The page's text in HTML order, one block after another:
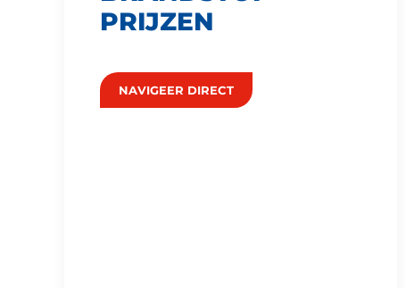
PRIJZEN
NAVIGEER DIRECT